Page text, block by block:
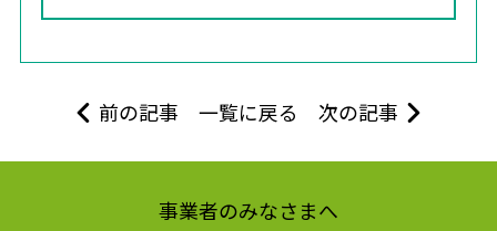
前の記事 一覧に戻る 次の記事
事業者のみなさまへ